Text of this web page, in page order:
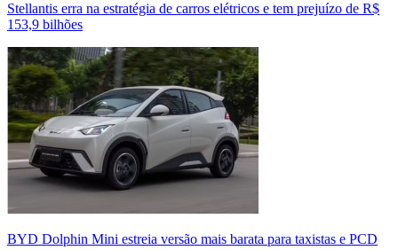
Stellantis erra na estratégia de carros elétricos e tem prejuízo de R$
153,9 bilhões
BYD Dolphin Mini estreia versão mais barata para taxistas e PCD